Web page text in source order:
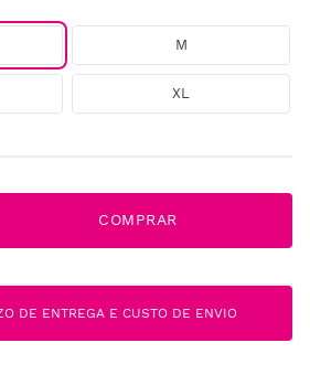
M
XL
COMPRAR
DE ENTREGA E CUSTO DE ENVIO